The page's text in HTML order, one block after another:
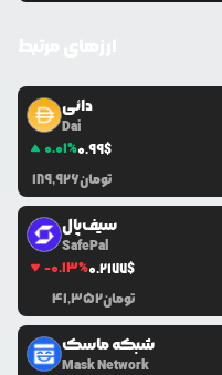
دائی
Dai
0.01%0.99$
189,926تومان
سیف‌پال
SafePal
-0.13%0.2177$
41,352تومان
شبکه ماسک
Mask Network